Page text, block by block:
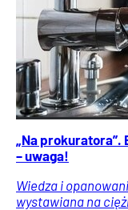
„Na
– uwaga!
Wiedza i
wystawiana na